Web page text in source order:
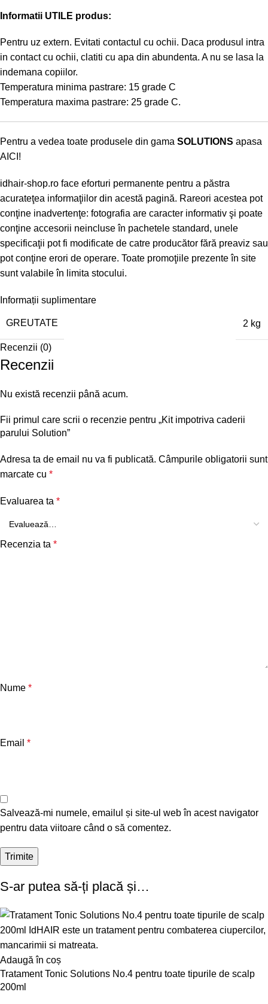
Informatii UTILE produs:
Pentru uz extern. Evitati contactul cu ochii. Daca produsul intra
in contact cu ochii, clatiti cu apa din abundenta. A nu se lasa la
indemana copiilor.
Temperatura minima pastrare: 15 grade C
Temperatura maxima pastrare: 25 grade C.
Pentru a vedea toate produsele din gama SOLUTIONS apasa
AICI!
idhair-shop.ro face eforturi permanente pentru a păstra
acurateţea informaţiilor din acestă pagină. Rareori acestea pot
conţine inadvertenţe: fotografia are caracter informativ şi poate
conţine accesorii neincluse în pachetele standard, unele
specificaţii pot fi modificate de catre producător fără preaviz sau
pot conţine erori de operare. Toate promoţiile prezente în site
sunt valabile în limita stocului.
Informații suplimentare
GREUTATE 2 kg
Recenzii (0)
Recenzii
Nu există recenzii până acum.
Fii primul care scrii o recenzie pentru „Kit impotriva caderii
parului Solution”
Adresa ta de email nu va fi publicată. Câmpurile obligatorii sunt
marcate cu *
Evaluarea ta *
Recenzia ta *
Nume *
Email *
Salvează-mi numele, emailul și site-ul web în acest navigator
pentru data viitoare când o să comentez.
S-ar putea să-ți placă și…
Adaugă în coș
Tratament Tonic Solutions No.4 pentru toate tipurile de scalp
200ml